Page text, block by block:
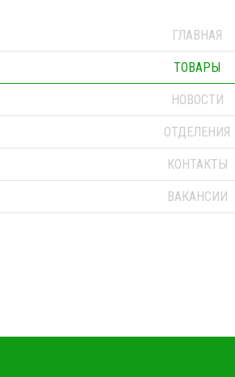
ГЛАВНАЯ
ТОВАРЫ
НОВОСТИ
ОТДЕЛЕНИЯ
КОНТАКТЫ
ВАКАНСИИ